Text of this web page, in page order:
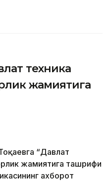
техника
жамиятига
“Давлат
жамиятига ташрифи
ахборот